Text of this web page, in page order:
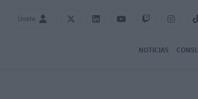
Únete
NOTICIAS